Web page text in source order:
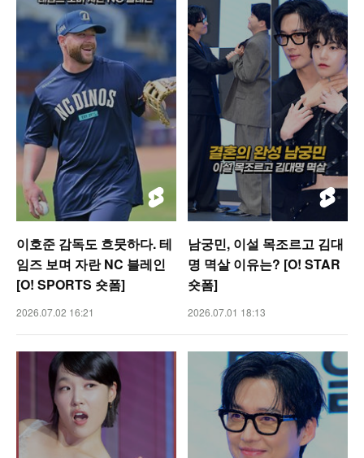
이호준 감독도 흐뭇하다. 테
임즈 보며 자란 NC 블레인
[O! SPORTS 숏폼]
2026.07.02 16:21
남궁민, 이설 목조르고 김대
명 멱살 이유는? [O! STAR
숏폼]
2026.07.01 18:13